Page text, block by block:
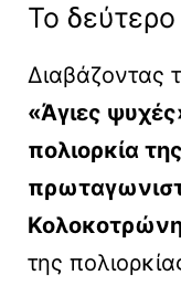
Το δεύτερο
Διαβάζοντας
«Άγιες
πολιορκία
της